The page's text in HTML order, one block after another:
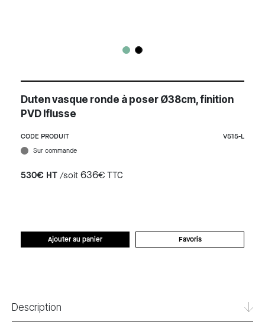
Duten vasque ronde à poser Ø38cm, finition
PVD Iflusse
CODE PRODUIT V515-L
Sur commande
530€ HT /soit 636€ TTC
Favoris
Ajouter au panier
Description